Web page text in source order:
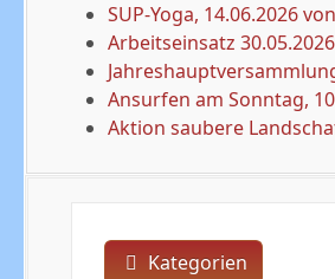
SUP-Yoga, 14.06.2026
Arbeitseinsatz 30.05.2026
Ansurfen am Sonntag,
Aktion saubere
Kategorien